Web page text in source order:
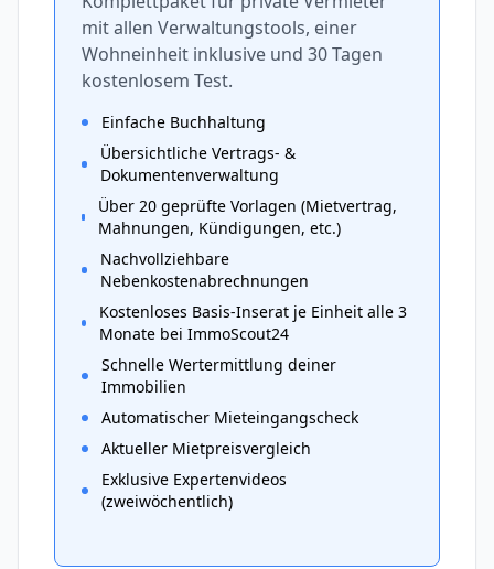
mit allen Verwaltungstools, einer
Wohneinheit inklusive und 30 Tagen
kostenlosem Test.
Einfache Buchhaltung
Übersichtliche Vertrags- &
Dokumentenverwaltung
Über 20 geprüfte Vorlagen (Mietvertrag,
Mahnungen, Kündigungen, etc.)
Nachvollziehbare
Nebenkostenabrechnungen
Kostenloses Basis-Inserat je Einheit alle 3
Monate bei ImmoScout24
Schnelle Wertermittlung deiner
Immobilien
Automatischer Mieteingangscheck
Aktueller Mietpreisvergleich
Exklusive Expertenvideos
(zweiwöchentlich)